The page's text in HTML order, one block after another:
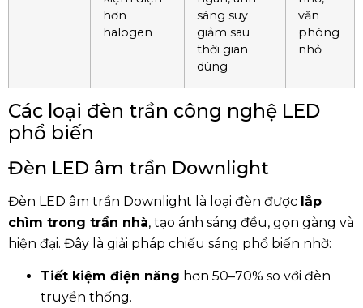
hơn
halogen
sáng suy
giảm sau
thời gian
dùng
văn
phòng
nhỏ
Các loại đèn trần công nghệ LED
phổ biến
Đèn LED âm trần Downlight
Đèn LED âm trần Downlight là loại đèn được lắp
chìm trong trần nhà, tạo ánh sáng đều, gọn gàng và
hiện đại. Đây là giải pháp chiếu sáng phổ biến nhờ:
Tiết kiệm điện năng hơn 50–70% so với đèn
truyền thống.